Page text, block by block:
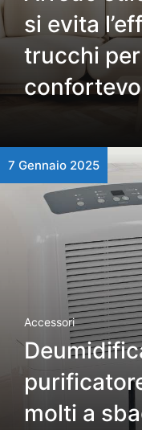
si evita
trucchi
7 Gennaio 2025
Accessori
molti a